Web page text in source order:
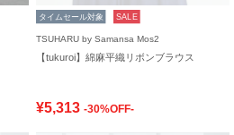
タイムセール対象 SALE
TSUHARU by Samansa Mos2
【tukuroi】綿麻平織リボンブラウス
¥5,313 -30%OFF-